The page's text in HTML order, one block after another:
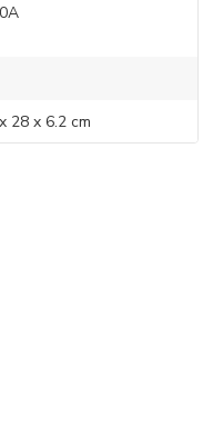
28 x 6.2 cm